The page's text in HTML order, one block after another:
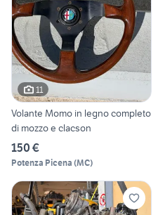
11
Volante Momo in legno completo
di mozzo e clacson
150 €
Potenza Picena (MC)